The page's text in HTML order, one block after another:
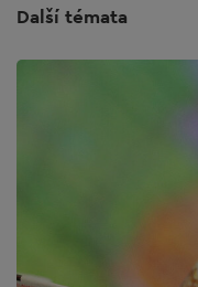
Další témata